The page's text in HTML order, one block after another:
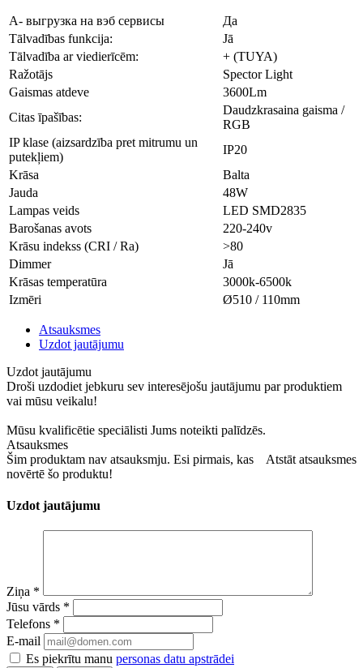
A- выгрузка на вэб сервисы
Да
Tālvadības funkcija:
Jā
Tālvadība ar viedierīcēm:
+ (TUYA)
Ražotājs
Spector Light
Gaismas atdeve
3600Lm
Citas īpašības:
Daudzkrasaina gaisma /
RGB
IP klase (aizsardzība pret mitrumu un
putekļiem)
IP20
Krāsa
Balta
Jauda
48W
Lampas veids
LED SMD2835
Barošanas avots
220-240v
Krāsu indekss (CRI / Ra)
>80
Dimmer
Jā
Krāsas temperatūra
3000k-6500k
Izmēri
Ø510 / 110mm
Atsauksmes
Uzdot jautājumu
Uzdot jautājumu
Droši uzdodiet jebkuru sev interesējošu jautājumu par produktiem
vai mūsu veikalu!
Mūsu kvalificētie speciālisti Jums noteikti palīdzēs.
Atsauksmes
Atstāt atsauksmes
Šim produktam nav atsauksmju. Esi pirmais, kas
novērtē šo produktu!
Uzdot jautājumu
Ziņa *
Jūsu vārds *
Telefons *
E-mail
Es piekrītu manu personas datu apstrādei